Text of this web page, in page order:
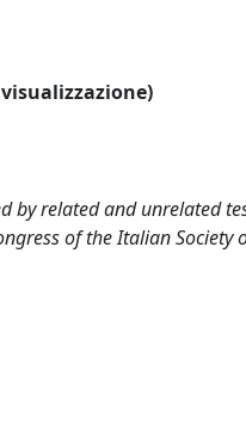
related and unrelated
of the Italian Society